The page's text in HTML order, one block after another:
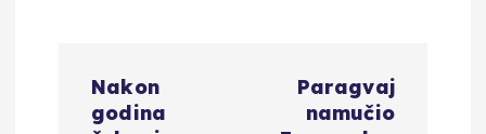
Nakon
godina
Paragvaj
namučio